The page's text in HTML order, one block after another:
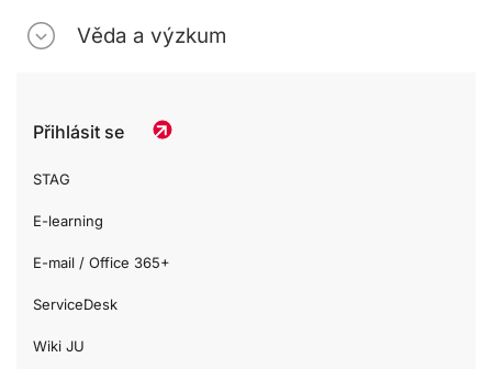
Věda a výzkum
Přihlásit se
STAG
E-learning
E-mail / Office 365+
ServiceDesk
Wiki JU